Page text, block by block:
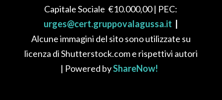
Capitale Sociale€10.000,00| PEC:
urges@cert.gruppovalagussa.it
Alcune immagini del sito sono utilizzate su
licenza di Shutterstock.com e rispettivi autori
| Powered byShareNow!